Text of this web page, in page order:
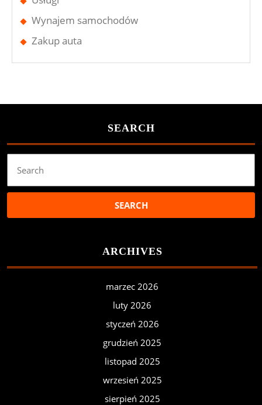
Wynajem samochodów
Zakup auta
SEARCH
for:
ARCHIVES
marzec 2026
luty 2026
styczeń 2026
grudzień 2025
listopad 2025
wrzesień 2025
sierpień 2025